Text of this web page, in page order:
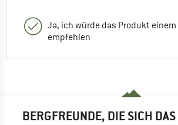
Ja, ich würde das Produkt einem
empfehlen
BERGFREUNDE, DIE SICH